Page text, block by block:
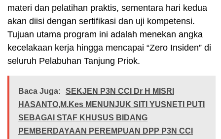
materi dan pelatihan praktis, sementara hari kedua
akan diisi dengan sertifikasi dan uji kompetensi.
Tujuan utama program ini adalah menekan angka
kecelakaan kerja hingga mencapai “Zero Insiden” di
seluruh Pelabuhan Tanjung Priok.
Baca Juga:
SEKJEN P3N CCI Dr H MISRI
HASANTO,M.Kes MENUNJUK SITI YUSNETI PUTI
SEBAGAI STAF KHUSUS BIDANG
PEMBERDAYAAN PEREMPUAN DPP P3N CCI